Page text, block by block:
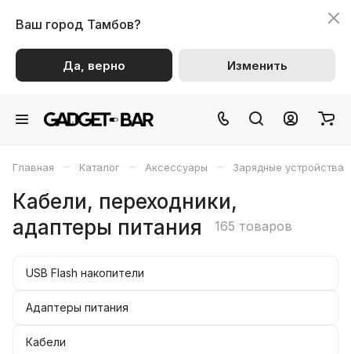
Ваш город Тамбов?
Да, верно Изменить
Главная – Каталог – Аксессуары – Зарядные устройства
Кабели, переходники,
адаптеры питания
165 товаров
USB Flash накопители
Адаптеры питания
Кабели